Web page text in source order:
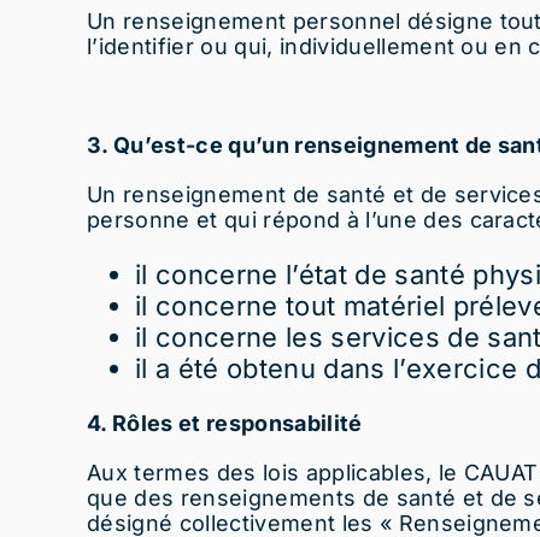
Un renseignement personnel désigne
l’identifier ou qui, individuellement ou en
3. Qu’est-ce qu’un renseignement de
Un renseignement de santé et de
personne et qui répond à l’une des
il concerne l’état de santé
il concerne tout matériel
il concerne les services de
il a été obtenu dans l’exercice
4. Rôles et responsabilité
Aux termes des lois applicables, le
que des renseignements de santé et de
désigné collectivement les «